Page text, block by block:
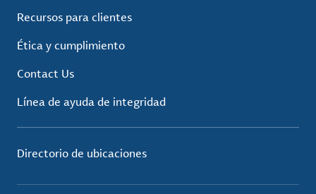
Recursos para clientes
Ética y cumplimiento
Contact Us
Línea de ayuda de integridad
Directorio de ubicaciones